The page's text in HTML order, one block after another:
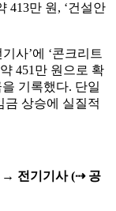
413만 원, ‘건설안
사’에 ‘콘크리트
451만 원으로 확
기록했다. 단일
금 상승에 실질적
→ 전기기사 (⇢ 공